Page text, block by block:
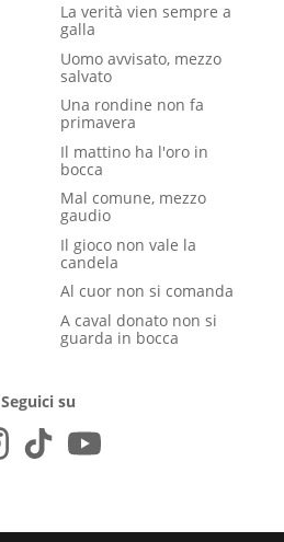
La verità vien sempre a
galla
Uomo avvisato, mezzo
salvato
Una rondine non fa
primavera
Il mattino ha l'oro in
bocca
Mal comune, mezzo
gaudio
Il gioco non vale la
candela
Al cuor non si comanda
A caval donato non si
guarda in bocca
Seguici su